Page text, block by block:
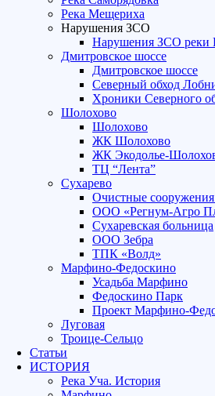
Река Мещериха
Нарушения ЗСО
Нарушения ЗСО реки
Дмитровское шоссе
Дмитровское шоссе
Северный обход
Хроники Северного
Шолохово
Шолохово
ЖК Шолохово
ЖК Экодолье-
ТЦ “Лента”
Сухарево
Очистные
ООО «Регнум-Агро
Сухаревская больница
ООО Зебра
ТПК «Волд»
Марфино-Федоскино
Усадьба Марфино
Федоскино Парк
Проект Марфино-
Луговая
Троице-Сельцо
Статьи
ИСТОРИЯ
Река Уча. История